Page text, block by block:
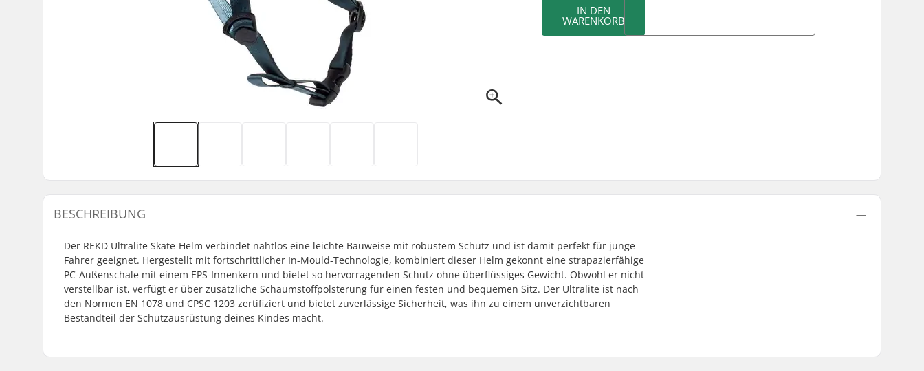
IN DEN
WARENKORB
BESCHREIBUNG
Der REKD Ultralite Skate-Helm verbindet nahtlos eine leichte Bauweise mit robustem Schutz und ist damit perfekt für junge
Fahrer geeignet. Hergestellt mit fortschrittlicher In-Mould-Technologie, kombiniert dieser Helm gekonnt eine strapazierfähige
PC-Außenschale mit einem EPS-Innenkern und bietet so hervorragenden Schutz ohne überflüssiges Gewicht. Obwohl er nicht
verstellbar ist, verfügt er über zusätzliche Schaumstoffpolsterung für einen festen und bequemen Sitz. Der Ultralite ist nach
den Normen EN 1078 und CPSC 1203 zertifiziert und bietet zuverlässige Sicherheit, was ihn zu einem unverzichtbaren
Bestandteil der Schutzausrüstung deines Kindes macht.